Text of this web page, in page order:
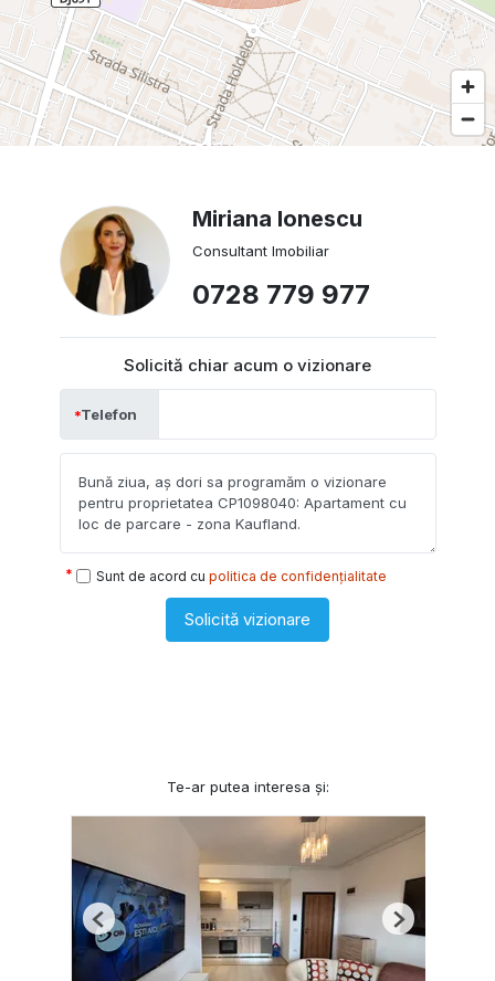
Miriana Ionescu
Consultant Imobiliar
0728 779 977
Solicită chiar acum o vizionare
Telefon
Sunt de acord cu politica de confidențialitate
Solicită vizionare
Te-ar putea interesa și:
Previous Next